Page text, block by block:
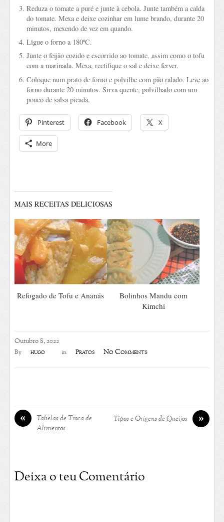
Outubro 8, 2022
By hugo in Pratos No Comments
Reduza o tomate a puré e junte à cebola. Junte também a calda
do tomate. Mexa e deixe cozinhar em lume brando, durante 20
minutos, mexendo de vez em quando.
Ligue o forno a 180ºC.
Junte o feijão cozido e escorrido ao tomate, assim como o tofu
com a marinada. Mexa, rectifique o sal e deixe ferver.
Coloque num prato de forno e polvilhe com pão ralado. Leve ao
forno durante 20 minutos. Sirva quente, polvilhado com um
pouco de salsa picada.
Pinterest Facebook X
More
MAIS RECEITAS DELICIOSAS
Refogado de Tofu e Ananás
Bolinhos Mandu com
Kimchi
«
Tabelas de Troca de
Alimentos
»
Tipos e Origens de Queijos
Deixa o teu Comentário